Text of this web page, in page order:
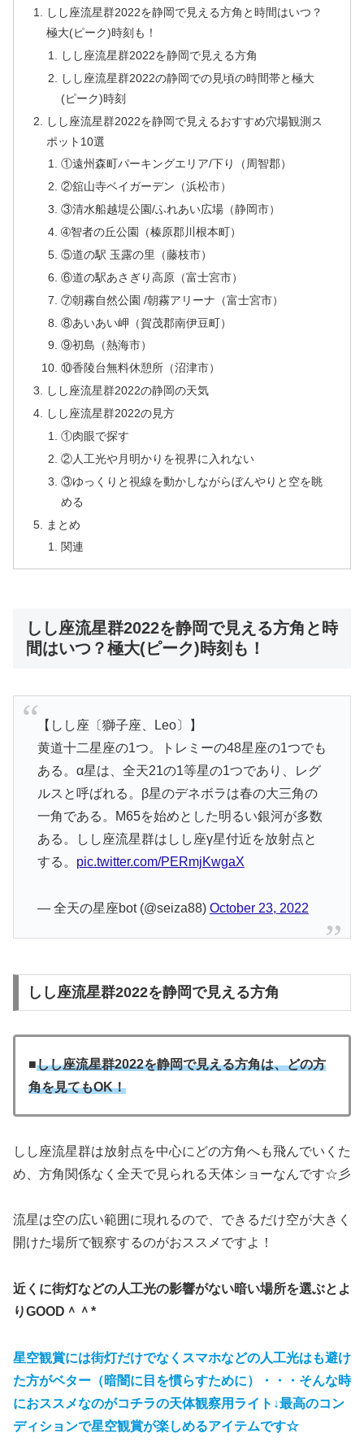
しし座流星群2022を静岡で見える方角と時間はいつ？
極大(ピーク)時刻も！
しし座流星群2022を静岡で見える方角
しし座流星群2022の静岡での見頃の時間帯と極大
(ピーク)時刻
しし座流星群2022を静岡で見えるおすすめ穴場観測ス
ポット10選
①遠州森町パーキングエリア/下り（周智郡）
②舘山寺ベイガーデン（浜松市）
③清水船越堤公園/ふれあい広場（静岡市）
➃智者の丘公園（榛原郡川根本町）
⑤道の駅 玉露の里（藤枝市）
⑥道の駅あさぎり高原（富士宮市）
⑦朝霧自然公園 /朝霧アリーナ（富士宮市）
⑧あいあい岬（賀茂郡南伊豆町）
⑨初島（熱海市）
⑩香陵台無料休憩所（沼津市）
しし座流星群2022の静岡の天気
しし座流星群2022の見方
①肉眼で探す
②人工光や月明かりを視界に入れない
③ゆっくりと視線を動かしながらぼんやりと空を眺
める
まとめ
関連
しし座流星群2022を静岡で見える方角と時
間はいつ？極大(ピーク)時刻も！
【しし座〔獅子座、Leo〕】
黄道十二星座の1つ。トレミーの48星座の1つでも
ある。α星は、全天21の1等星の1つであり、レグ
ルスと呼ばれる。β星のデネボラは春の大三角の
一角である。M65を始めとした明るい銀河が多数
ある。しし座流星群はしし座γ星付近を放射点と
する。 pic.twitter.com/PERmjKwgaX
— 全天の星座bot (@seiza88) October 23, 2022
しし座流星群2022を静岡で見える方角
■しし座流星群2022を静岡で見える方角は、どの方
角を見てもOK！
しし座流星群は放射点を中心にどの方角へも飛んでいくた
め、方角関係なく全天で見られる天体ショーなんです☆彡
流星は空の広い範囲に現れるので、できるだけ空が大きく
開けた場所で観察するのがおススメですよ！
近くに街灯などの人工光の影響がない暗い場所を選ぶとよ
りGOOD＾＾*
星空観賞には街灯だけでなくスマホなどの人工光はも避け
た方がベター（暗闇に目を慣らすために）・・・そんな時
におススメなのがコチラの天体観察用ライト↓最高のコン
ディションで星空観賞が楽しめるアイテムです☆